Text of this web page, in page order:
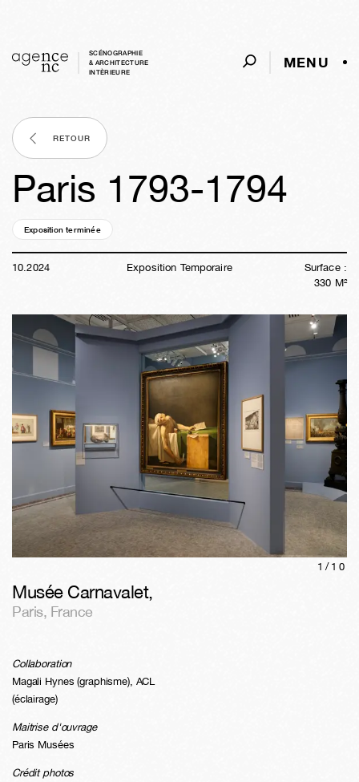
SCÉNOGRAPHIE
& ARCHITECTURE
INTÈRIEURE
MENU
RETOUR
Paris 1793-1794
Exposition terminée
10.2024 Exposition Temporaire
Surface :
330 M²
1/ 10
Musée Carnavalet,
Paris, France
Collaboration
Magali Hynes (graphisme), ACL
(éclairage)
Maitrise d'ouvrage
Paris Musées
Crédit photos